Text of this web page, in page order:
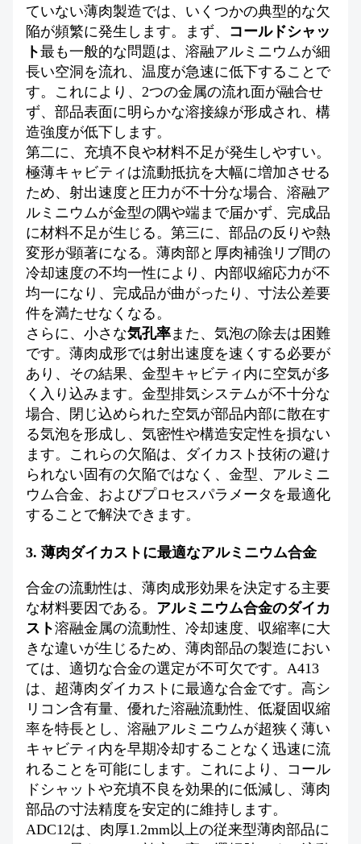
ていない薄肉製造では、いくつかの典型的な欠
陥が頻繁に発生します。まず、 コールドシャッ
ト最も一般的な問題は、溶融アルミニウムが細
長い空洞を流れ、温度が急速に低下することで
す。これにより、2つの金属の流れ面が融合せ
ず、部品表面に明らかな溶接線が形成され、構
造強度が低下します。
第二に、充填不良や材料不足が発生しやすい。
極薄キャビティは流動抵抗を大幅に増加させる
ため、射出速度と圧力が不十分な場合、溶融ア
ルミニウムが金型の隅や端まで届かず、完成品
に材料不足が生じる。第三に、部品の反りや熱
変形が顕著になる。薄肉部と厚肉補強リブ間の
冷却速度の不均一性により、内部収縮応力が不
均一になり、完成品が曲がったり、寸法公差要
件を満たせなくなる。
さらに、小さな気孔率 また、気泡の除去は困難
です。薄肉成形では射出速度を速くする必要が
あり、その結果、金型キャビティ内に空気が多
く入り込みます。金型排気システムが不十分な
場合、閉じ込められた空気が部品内部に散在す
る気泡を形成し、気密性や構造安定性を損ない
ます。これらの欠陥は、ダイカスト技術の避け
られない固有の欠陥ではなく、金型、アルミニ
ウム合金、およびプロセスパラメータを最適化
することで解決できます。
3. 薄肉ダイカストに最適なアルミニウム合金
合金の流動性は、薄肉成形効果を決定する主要
な材料要因である。 アルミニウム合金のダイカ
スト溶融金属の流動性、冷却速度、収縮率に大
きな違いが生じるため、薄肉部品の製造におい
ては、適切な合金の選定が不可欠です。A413
は、超薄肉ダイカストに最適な合金です。高シ
リコン含有量、優れた溶融流動性、低凝固収縮
率を特長とし、溶融アルミニウムが超狭く薄い
キャビティ内を早期冷却することなく迅速に流
れることを可能にします。これにより、コール
ドシャットや充填不良を効果的に低減し、薄肉
部品の寸法精度を安定的に維持します。
ADC12は、肉厚1.2mm以上の従来型薄肉部品に